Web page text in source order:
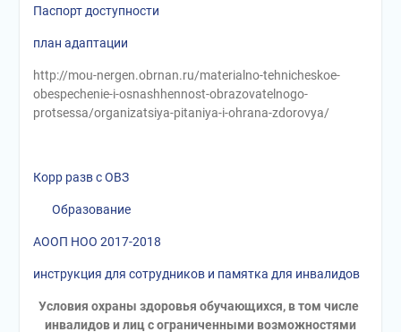
Паспорт доступности
план адаптации
http://mou-nergen.obrnan.ru/materialno-tehnicheskoe-
obespechenie-i-osnashhennost-obrazovatelnogo-
protsessa/organizatsiya-pitaniya-i-ohrana-zdorovya/
Корр разв с ОВЗ
Образование
АООП НОО 2017-2018
инструкция для сотрудников и памятка для инвалидов
Условия охраны здоровья обучающихся, в том числе
инвалидов и лиц с ограниченными возможностями